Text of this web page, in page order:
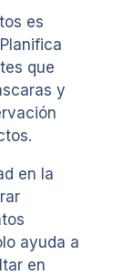
es
que
y
en la
ayuda a
en